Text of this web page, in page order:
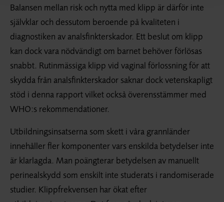
Balansen mellan risk och nytta med klipp är därför inte
självklar och dessutom beroende på kvaliteten i
diagnostiken av analsfinkterskador. Ett beslut om klipp
kan dock vara nödvändigt om barnet behöver förlösas
snabbt. Rutinmässiga klipp vid vaginal förlossning för att
skydda från analsfinkterskador saknar dock vetenskapligt
stöd i denna rapport vilket också överensstämmer med
WHO:s rekommendationer.
Utbildningsinsatserna som skett i våra grannländer
innehåller fler komponenter vars enskilda betydelser inte
är klarlagda. Man poängterar betydelsen av manuellt
perinealskydd som enskilt inte studerats i randomiserade
studier. Klippfrekvensen har ökat efter